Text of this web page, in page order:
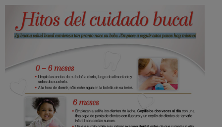
CHEQUEO DE SALUD BUCAL
SELECCIÓN DE PRODUCTOS
PARA PROFESIONALES
CUPONES
DÓNDE COMPRAR